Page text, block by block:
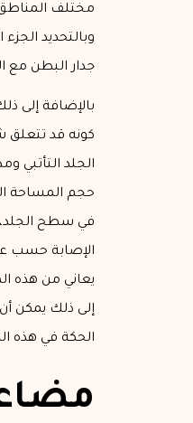
مختلف
وبالتحديد
جدار البطن مع
بالإضافة إلى
كونه قد تتعلق
الجلد
حجم المساحة
في سطح
الإصابة حسب
يعاني من هذه
إلى ذلك يمكن
الحكة في هذه